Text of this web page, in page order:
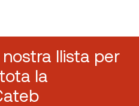
llista per
la